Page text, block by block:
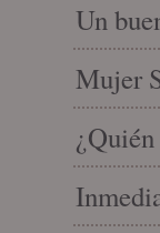
Un
Mujer